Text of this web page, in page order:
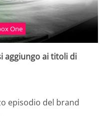
One
aggiungo ai titoli di
episodio del brand